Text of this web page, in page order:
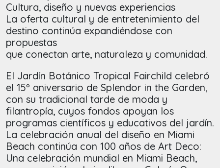
Cultura, diseño y nuevas experiencias
La oferta cultural y de entretenimiento del
destino continúa expandiéndose con
propuestas
que conectan arte, naturaleza y comunidad.
El Jardín Botánico Tropical Fairchild celebró
el 15º aniversario de Splendor in the Garden,
con su tradicional tarde de moda y
filantropía, cuyos fondos apoyan los
programas científicos y educativos del jardín.
La celebración anual del diseño en Miami
Beach continúa con 100 años de Art Deco:
Una celebración mundial en Miami Beach,